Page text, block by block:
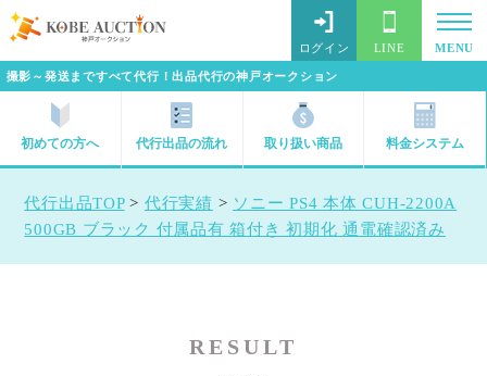
撮影～発送まですべて代行！出品代行の神戸オークション
ログイン LINE MENU
初めての方へ 代行出品の流れ 取り扱い商品 料金システム
代行出品TOP> 代行実績 > ソニー PS4 本体 CUH-2200A
500GB ブラック 付属品有 箱付き 初期化 通電確認済み
RESULT